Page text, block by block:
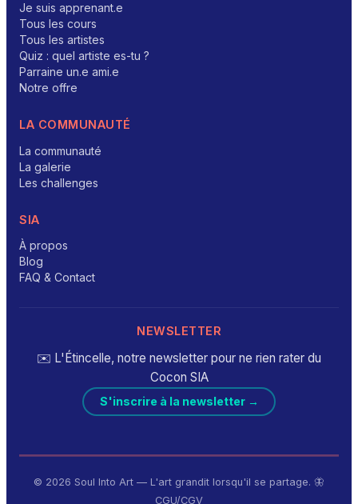
Je suis apprenant.e
Tous les cours
Tous les artistes
Quiz : quel artiste es-tu ?
Parraine un.e ami.e
Notre offre
LA COMMUNAUTÉ
La communauté
La galerie
Les challenges
SIA
À propos
Blog
FAQ & Contact
NEWSLETTER
✉️ L'Étincelle, notre newsletter pour ne rien rater du
Cocon SIA
S'inscrire à la newsletter →
© 2026 Soul Into Art — L'art grandit lorsqu'il se partage. 🦋
CGU/CGV